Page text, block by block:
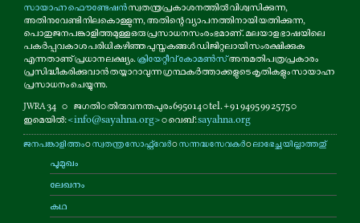
സാ­യാ­ഹ്ന ഫൌ­ണ്ടേ­ഷൻസ്വ­ത­ന്ത്ര­പ്ര­കാ­ശ­ന­ത്തിൽ വി­ശ്വ­സി­ക്കു­ന്ന,
അ­തി­നു­വേ­ണ്ടി നി­ല­കൊ­ള്ളു­ന്ന, അ­തി­ന്റെ വ്യാ­പ­ന­ത്തി­നാ­യി യ­ത്നി­ക്കു­ന്ന,
പൊ­തു­ജ­ന­പ­ങ്കാ­ളി­ത്ത­മു­ള്ള ഒരു പ്ര­സാ­ധ­ന­സം­രം­ഭ­മാ­ണ്. മലയാള ഭാ­ഷ­യി­ലെ
പ­കർ­പ്പ­വ­കാ­ശ പരിധി ക­ഴി­ഞ്ഞ പു­സ്ത­ക­ങ്ങൾ ഡി­ജി­റ്റ­ലാ­യി സം­ര­ക്ഷി­ക്കു­ക
എ­ന്ന­താ­ണു് പ്ര­ധാ­ന ല­ക്ഷ്യം.ക്രി­യേ­റ്റീ­വ് കോ­മൺ­സ്അ­നു­മ­തി­പ­ത്ര­പ്ര­കാ­രം
പ്ര­സി­ദ്ധീ­ക­രി­ക്കു­വാൻ ത­യ്യാ­റാ­വു­ന്ന ഗ്ര­ന്ഥ­കർ­ത്താ­ക്ക­ളു­ടെ കൃ­തി­ക­ളും സാ­യാ­ഹ്ന
പ്ര­സാ­ധ­നം ചെ­യ്യു­ന്നു.
JWRA34 ⚬ ജഗതി ⚬ തി­രു­വ­ന­ന്ത­പു­രം 695014 ⚬ tel. +91 9495 99 2575 ⚬
ഇ­മെ­യിൽ:<info@sayahna.org>⚬ വെബ്:sayahna.org
ജ­ന­പ­ങ്കാ­ളി­ത്തം⚬സ്വ­ത­ന്ത്ര സോ­ഫ്റ്റ്‌­വേർ⚬സ­ന്ന­ദ്ധ­സേ­വ­കർ⚬ലാ­ഭേ­ച്ഛ­യി­ല്ലാ­ത്ത­തു്
പൂ­മു­ഖം
ലേഖനം
കഥ